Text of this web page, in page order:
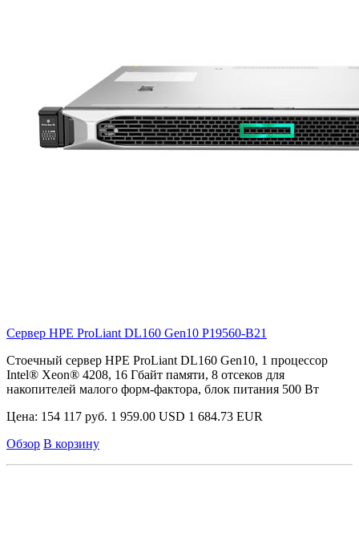
Сервер HPE ProLiant DL160 Gen10 P19560-B21
Стоечный сервер HPE ProLiant DL160 Gen10, 1 процессор
Intel® Xeon® 4208, 16 Гбайт памяти, 8 отсеков для
накопителей малого форм-фактора, блок питания 500 Вт
Цена: 154 117 руб. 1 959.00 USD 1 684.73 EUR
Обзор В корзину